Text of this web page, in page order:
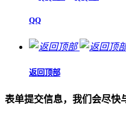
QQ
返回顶部
表单提交信息，我们会尽快